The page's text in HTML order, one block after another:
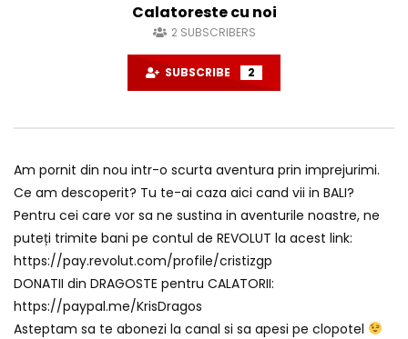
Calatoreste cu noi
2 SUBSCRIBERS
SUBSCRIBE 2
Am pornit din nou intr-o scurta aventura prin imprejurimi.
Ce am descoperit? Tu te-ai caza aici cand vii in BALI?
Pentru cei care vor sa ne sustina in aventurile noastre, ne
puteți trimite bani pe contul de REVOLUT la acest link:
https://pay.revolut.com/profile/cristizgp
DONATII din DRAGOSTE pentru CALATORII:
https://paypal.me/KrisDragos
Asteptam sa te abonezi la canal si sa apesi pe clopotel